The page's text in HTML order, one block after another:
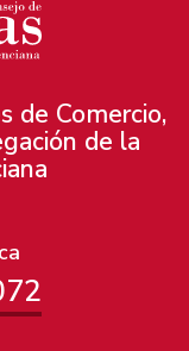
de Comercio,
de la